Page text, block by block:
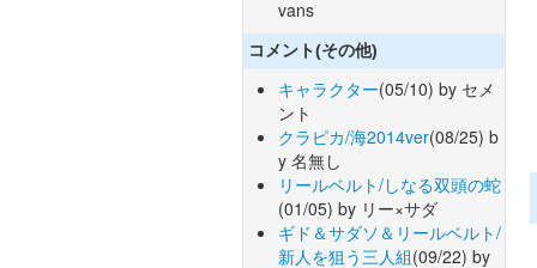
vans
コメント(その他)
キャラクター(05/10) by セメ
ント
クラピカ/海2014ver(08/25) b
y 名無し
リールベルト/しなる双頭の蛇
(01/05) by リー×サダ
ギド＆サダソ＆リールベルト/
新人を狙う三人組(09/22) by